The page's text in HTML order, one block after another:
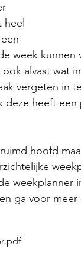
week
alvast wat
vergeten in
heeft
hoofd
weekplanner
ga voor
.pdf